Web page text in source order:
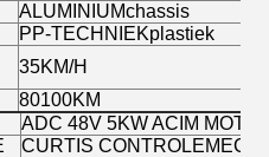
ALUMINIUMchassis
PP-TECHNIEKplastiek
35KM/H
80100KM
ADC 48V 5KW ACIM
CURTIS